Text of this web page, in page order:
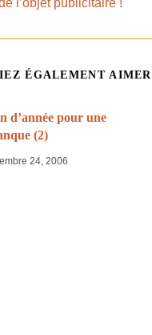
l’objet publicitaire !
ÉGALEMENT AIMER
d’année pour une
(2)
24, 2006